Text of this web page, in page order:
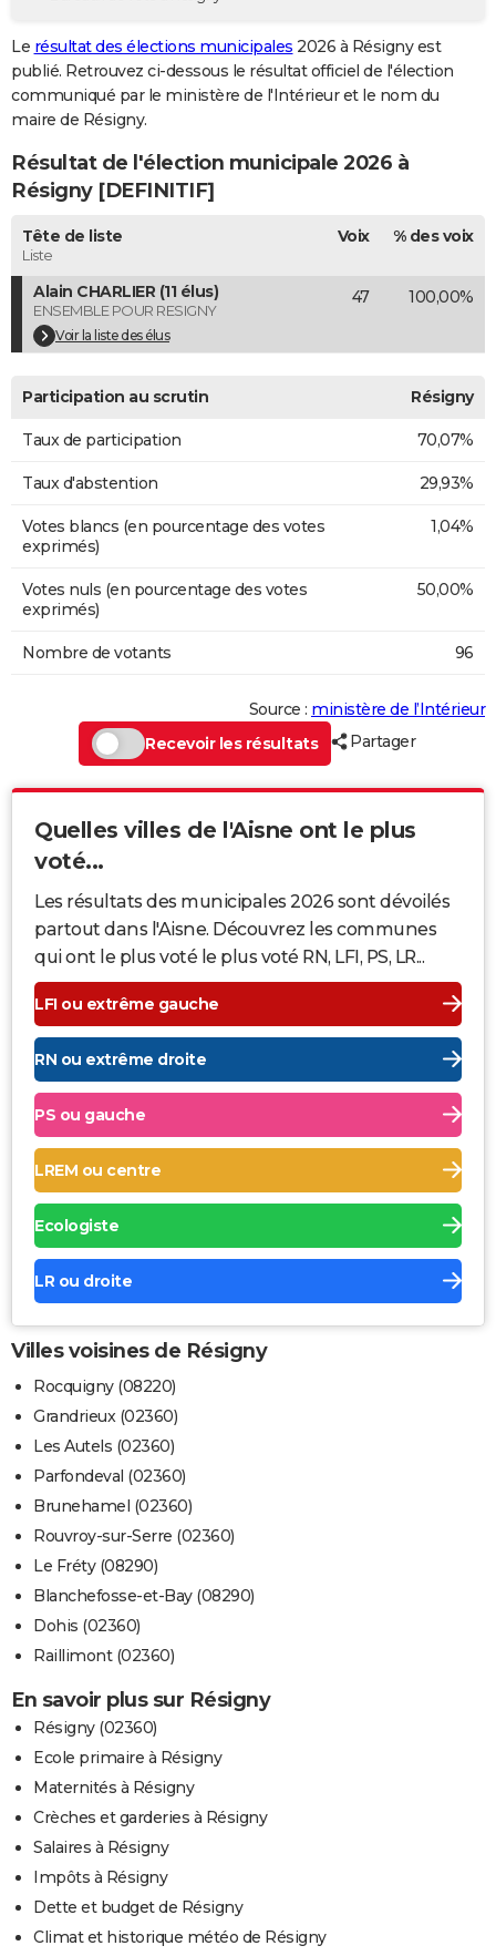
GUIDES D'ACHAT
BONS PLANS
CARTE DE VOEUX
Carte de Noël
Carte Bonne année
Carte Saint-Valentin
Carte Pâques
Carte d'anniversaire
DICTIONNAIRE
Dictionnaire
Biographies
Citations
Expressions
Proverbes
PROGRAMME TV
COPAINS D'AVANT
S'inscrire
Se connecter
Lycées
Collèges
Primaires
Universités
Entreprises
Service militaire
Avis de recherche
AVIS DE DÉCÈS
FORUM
Le résultat des élections municipales 2026 à Résigny est
publié. Retrouvez ci-dessous le résultat officiel de l'élection
communiqué par le ministère de l'Intérieur et le nom du
maire de Résigny.
Résultat de l'élection municipale 2026 à
Résigny [DEFINITIF]
Tête de liste
Liste
Voix % des voix
Alain CHARLIER (11 élus)
ENSEMBLE POUR RESIGNY
Voir la liste des élus
47 100,00%
Participation au scrutin Résigny
Taux de participation 70,07%
Taux d'abstention 29,93%
Votes blancs (en pourcentage des votes
exprimés)
1,04%
Votes nuls (en pourcentage des votes
exprimés)
50,00%
Nombre de votants 96
Source : ministère de l’Intérieur
Recevoir les résultats
Partager
Quelles villes de l'Aisne ont le plus
voté...
Les résultats des municipales 2026 sont dévoilés
partout dans l'Aisne. Découvrez les communes
qui ont le plus voté le plus voté RN, LFI, PS, LR...
LFI ou extrême gauche
RN ou extrême droite
PS ou gauche
LREM ou centre
Ecologiste
LR ou droite
Villes voisines de Résigny
Rocquigny (08220)
Grandrieux (02360)
Les Autels (02360)
Parfondeval (02360)
Brunehamel (02360)
Rouvroy-sur-Serre (02360)
Le Fréty (08290)
Blanchefosse-et-Bay (08290)
Dohis (02360)
Raillimont (02360)
En savoir plus sur Résigny
Résigny (02360)
Ecole primaire à Résigny
Maternités à Résigny
Crèches et garderies à Résigny
Salaires à Résigny
Impôts à Résigny
Dette et budget de Résigny
Climat et historique météo de Résigny